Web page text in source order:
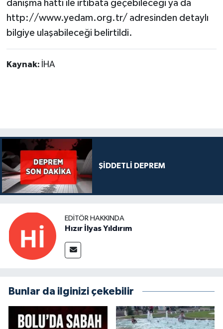
danışma hattı ile irtibata geçebileceği ya da
http://www.yedam.org.tr/ adresinden detaylı
bilgiye ulaşabileceği belirtildi.
Kaynak: İHA
ŞİDDETLİ DEPREM
EDITÖR HAKKINDA
Hızır İlyas Yıldırım
Bunlar da ilginizi çekebilir